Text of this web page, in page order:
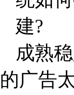
成熟
的广告